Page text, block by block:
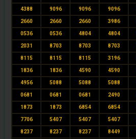
4388 9096 9096 9096
2660 2660 2660 3986
0536 0536 4804 4804
2031 8703 8703 8703
8115 8115 8115 3196
1836 1836 4590 4590
4956 5088 5088 5088
0681 0681 0681 2490
1873 1873 6854 6854
7706 5407 5407 5407
8237 8237 8237 8449